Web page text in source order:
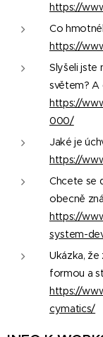
https://
Co
https://
Slyšeli jste
světem?
https://
000/
Jaké je
https://
Chcete se
obecně
https://
system-
Ukázka,
formou a
https://
cymatics/